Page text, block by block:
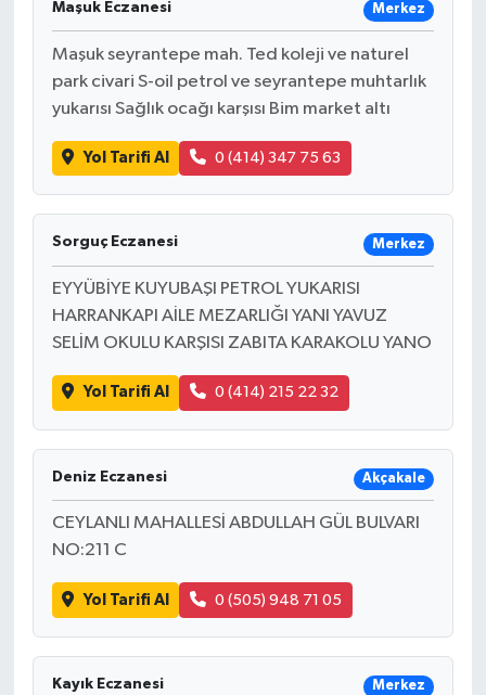
Maşuk Eczanesi Merkez
Maşuk seyrantepe mah. Ted koleji ve naturel
park civari S-oil petrol ve seyrantepe muhtarlık
yukarısı Sağlık ocağı karşısı Bim market altı
Yol Tarifi Al 0 (414) 347 75 63
Sorguç Eczanesi Merkez
EYYÜBİYE KUYUBAŞI PETROL YUKARISI
HARRANKAPI AİLE MEZARLIĞI YANI YAVUZ
SELİM OKULU KARŞISI ZABITA KARAKOLU YANO
Yol Tarifi Al 0 (414) 215 22 32
Deniz Eczanesi Akçakale
CEYLANLI MAHALLESİ ABDULLAH GÜL BULVARI
NO:211 C
Yol Tarifi Al 0 (505) 948 71 05
Kayık Eczanesi Merkez